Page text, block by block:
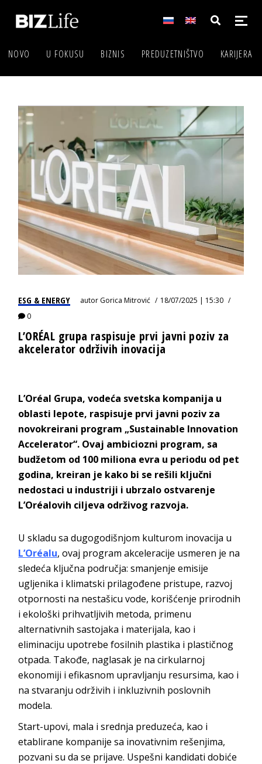
NOVO U FOKUSU BIZNIS PREDUZETNIŠTVO KARIJERA
ESG & ENERGY autor Gorica Mitrović
18/07/2025 | 15:30
0
L’ORÉAL grupa raspisuje prvi javni poziv za
akcelerator održivih inovacija
L’Oréal Grupa, vodeća svetska kompanija u
oblasti lepote, raspisuje prvi javni poziv za
novokreirani program „Sustainable Innovation
Accelerator“. Ovaj ambiciozni program, sa
budžetom od 100 miliona evra u periodu od pet
godina, kreiran je kako bi se rešili ključni
nedostaci u industriji i ubrzalo ostvarenje
L’Oréalovih ciljeva održivog razvoja.
U skladu sa dugogodišnjom kulturom inovacija u
L’Oréalu, ovaj program akceleracije usmeren je na
sledeća ključna područja: smanjenje emisije
ugljenika i klimatski prilagođene pristupe, razvoj
otpornosti na nestašicu vode, korišćenje prirodnih
i ekološki prihvatljivih metoda, primenu
alternativnih sastojaka i materijala, kao i
eliminaciju upotrebe fosilnih plastika i plastičnog
otpada. Takođe, naglasak je na cirkularnoj
ekonomiji i efikasnom upravljanju resursima, kao i
na stvaranju održivih i inkluzivnih poslovnih
modela.
Start-upovi, mala i srednja preduzeća, kao i
etablirane kompanije sa inovativnim rešenjima,
pozvani su da se prijave. Uspešni kandidati dobiće